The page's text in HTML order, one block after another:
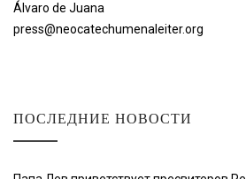
Álvaro de Juana
press@neocatechumenaleiter.org
ПОСЛЕДНИЕ НОВОСТИ